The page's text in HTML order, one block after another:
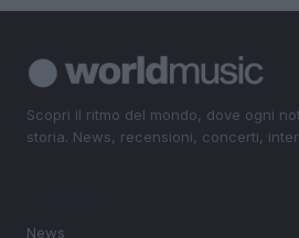
Scopri il ritmo del mondo, dove ogni
storia. News, recensioni, concerti,
News